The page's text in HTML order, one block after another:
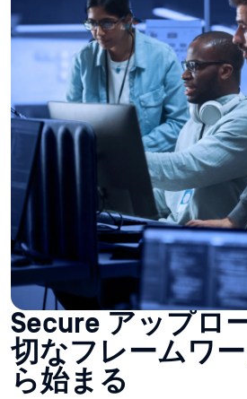
Secure アップロ
切なフレームワ
ら始まる